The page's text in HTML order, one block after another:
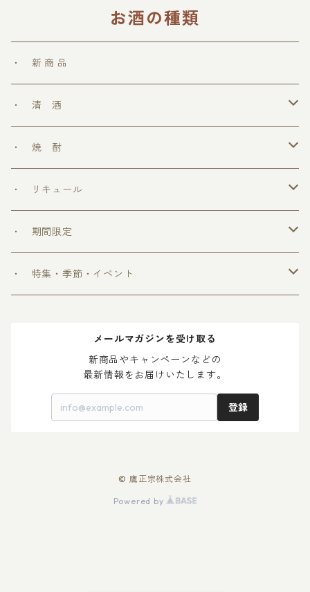
お酒の種類
・ 新 商 品
・ 清 酒
勝鷹
・ 焼 酎
＞ めちゃうまシリーズ
・ リキュール
＞ ウフフの乳酸菌シリーズ
＞ 爽和場シリーズ
・ 期間限定
＞ 爽和場セット
・ 特集・季節・イベント
＞ 母の日 2024
メールマガジンを受け取る
新商品やキャンペーンなどの
最新情報をお届けいたします。
登録
© 鷹正宗株式会社
Powered by